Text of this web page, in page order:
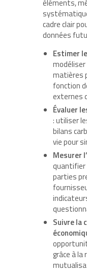
éléments,
cadre clair
données
Estimer
matières
fonction
externes
Évaluer
: utiliser
bilans
vie pour
Mesurer
quantifier
parties
Suivre la
grâce à